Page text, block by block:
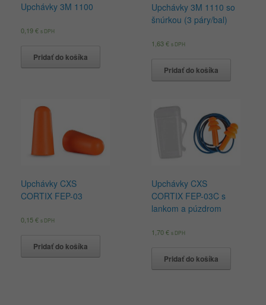
Upchávky 3M 1100
0,19€ s DPH
Pridať do košíka
Upchávky 3M 1110 so
šnúrkou (3 páry/bal)
1,63€ s DPH
Pridať do košíka
Upchávky CXS
CORTIX FEP-03
0,15€ s DPH
Pridať do košíka
Upchávky CXS
CORTIX FEP-03C s
lankom a púzdrom
1,70€ s DPH
Pridať do košíka